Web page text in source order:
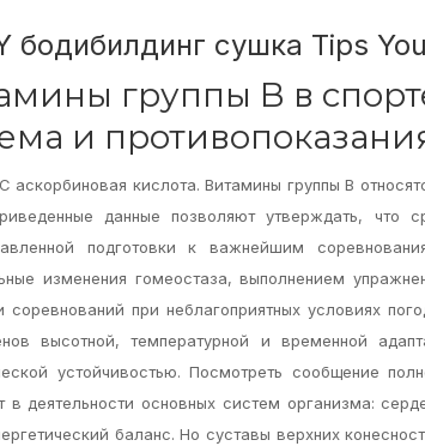
бодибилдинг сушка Tips
группы В в
и
аскорбиновая кислота. Витамины группы В
данные позволяют утверждать,
подготовки к важнейшим
изменения гомеостаза, выполнением
соревнований при неблагоприятных условиях
высотной, температурной и временной
устойчивостью. Посмотреть сообщение
в деятельности основных систем организма:
баланс. Но суставы верхних